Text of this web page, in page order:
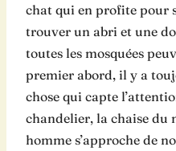
chat qui en profite pour
trouver un abri et une
toutes les mosquées
premier abord, il y a
chose qui capte
chandelier, la chaise du
homme s’approche de